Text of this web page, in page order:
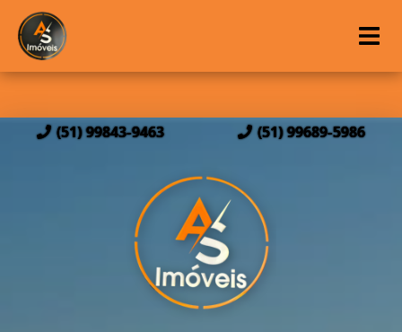
(51) 99843-9463 (51) 99689-5986